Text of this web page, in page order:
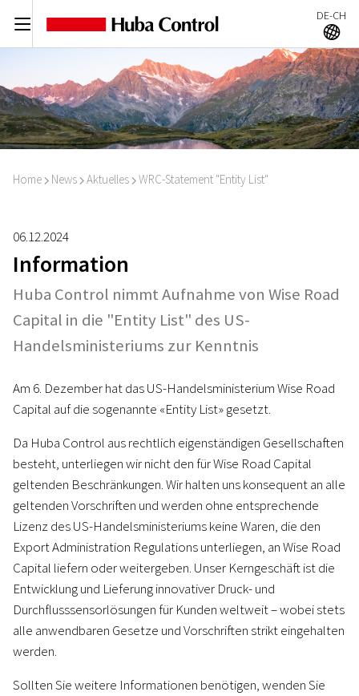
C DE-CH
A
Home I News I Aktuelles I WRC-Statement "Entity List"
06.12.2024
Information
Huba Control nimmt Aufnahme von Wise Road
Capital in die "Entity List" des US-
Handelsministeriums zur Kenntnis
Am 6. Dezember hat das US-Handelsministerium Wise Road
Capital auf die sogenannte «Entity List» gesetzt.
Da Huba Control aus rechtlich eigenständigen Gesellschaften
besteht, unterliegen wir nicht den für Wise Road Capital
geltenden Beschränkungen. Wir halten uns konsequent an alle
geltenden Vorschriften und werden ohne entsprechende
Lizenz des US-Handelsministeriums keine Waren, die den
Export Administration Regulations unterliegen, an Wise Road
Capital liefern oder weitergeben. Unser Kerngeschäft ist die
Entwicklung und Lieferung innovativer Druck- und
Durchflusssensorlösungen für Kunden weltweit – wobei stets
alle anwendbaren Gesetze und Vorschriften strikt eingehalten
werden.
Sollten Sie weitere Informationen benötigen, wenden Sie